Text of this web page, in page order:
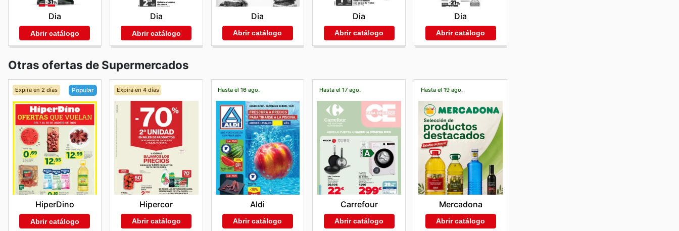
Dia
Abrir catálogo
Dia
Abrir catálogo
Dia
Abrir catálogo
Dia
Abrir catálogo
Dia
Abrir catálogo
Otras ofertas de Supermercados
Expira en 2 días Popular
HiperDino
Abrir catálogo
Expira en 4 días
Hipercor
Abrir catálogo
Hasta el 16 ago.
Aldi
Abrir catálogo
Hasta el 17 ago.
Carrefour
Abrir catálogo
Hasta el 19 ago.
Mercadona
Abrir catálogo